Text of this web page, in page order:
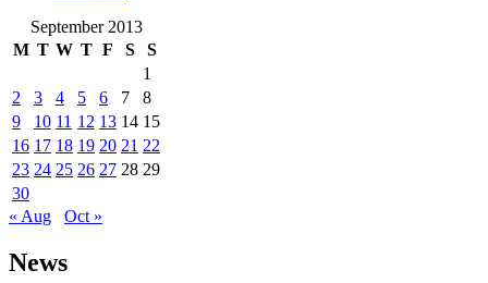
September 2013
M T W T F S
S
1
2
3 4 5 6 7
8
9
10 11 12 13 14 15
16 17 18 19 20 21 22
23 24 25 26 27 28 29
30
« Aug
Oct »
News